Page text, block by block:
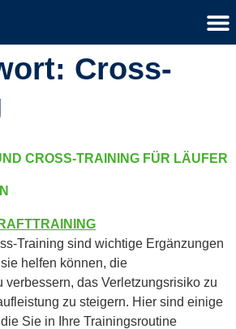
Cross-
CROSS-TRAINING FÜR LÄUFER
Training sind wichtige Ergänzungen
helfen können, die
verbessern, das Verletzungsrisiko zu
zu steigern. Hier sind einige
Sie in Ihre Trainingsroutine